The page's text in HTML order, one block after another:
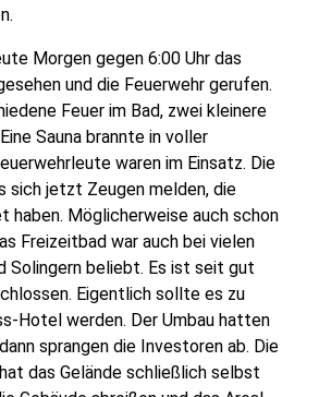
Morgen gegen 6:00 Uhr das
und die Feuerwehr gerufen.
Feuer im Bad, zwei kleinere
Sauna brannte in voller
waren im Einsatz. Die
sich jetzt Zeugen melden, die
haben. Möglicherweise auch schon
Freizeitbad war auch bei vielen
Solingern beliebt. Es ist seit gut
Eigentlich sollte es zu
Hotel werden. Der Umbau hatten
sprangen die Investoren ab. Die
das Gelände schließlich selbst